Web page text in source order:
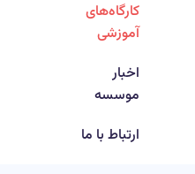
کارگاه‌های
آموزشی
اخبار
موسسه
ارتباط با ما